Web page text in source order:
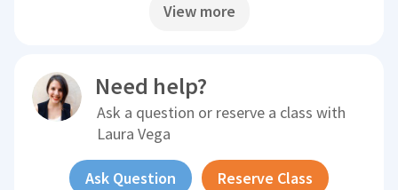
View more
Need help?
Ask a question or reserve a class with
Laura Vega
Ask Question Reserve Class